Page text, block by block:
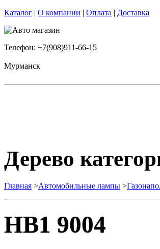
Каталог | О компании | Оплата | Доставка
Телефон: +7(908)911-66-15
Мурманск
Дерево
Главная >Автомобильные лампы >
HB1 9004